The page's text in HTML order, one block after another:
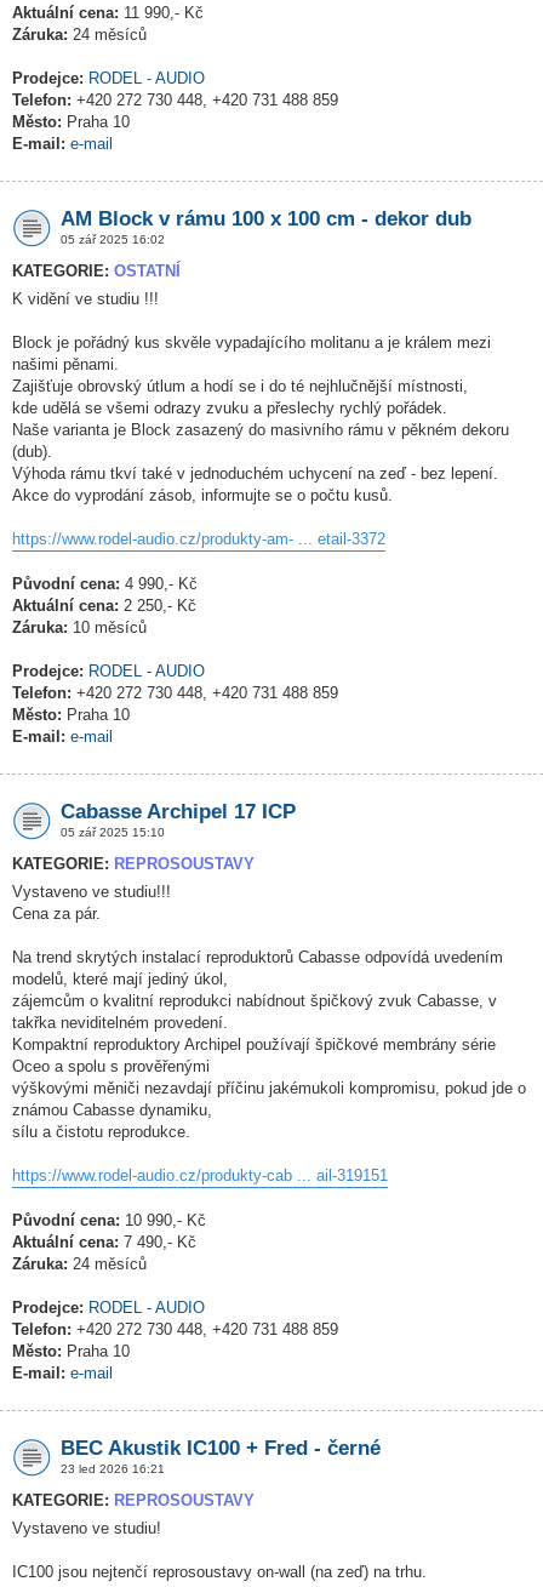
Aktuální cena: 11 990,- Kč
Záruka: 24 měsíců
Prodejce: RODEL - AUDIO
Telefon: +420 272 730 448, +420 731 488 859
Město: Praha 10
E-mail: e-mail
AM Block v rámu 100 x 100 cm - dekor dub
05 zář 2025 16:02
KATEGORIE: OSTATNÍ
K vidění ve studiu !!!
Block je pořádný kus skvěle vypadajícího molitanu a je králem mezi
našimi pěnami.
Zajišťuje obrovský útlum a hodí se i do té nejhlučnější místnosti,
kde udělá se všemi odrazy zvuku a přeslechy rychlý pořádek.
Naše varianta je Block zasazený do masivního rámu v pěkném dekoru
(dub).
Výhoda rámu tkví také v jednoduchém uchycení na zeď - bez lepení.
Akce do vyprodání zásob, informujte se o počtu kusů.
https://www.rodel-audio.cz/produkty-am- ... etail-3372
Původní cena: 4 990,- Kč
Aktuální cena: 2 250,- Kč
Záruka: 10 měsíců
Prodejce: RODEL - AUDIO
Telefon: +420 272 730 448, +420 731 488 859
Město: Praha 10
E-mail: e-mail
Cabasse Archipel 17 ICP
05 zář 2025 15:10
KATEGORIE: REPROSOUSTAVY
Vystaveno ve studiu!!!
Cena za pár.
Na trend skrytých instalací reproduktorů Cabasse odpovídá uvedením
modelů, které mají jediný úkol,
zájemcům o kvalitní reprodukci nabídnout špičkový zvuk Cabasse, v
takřka neviditelném provedení.
Kompaktní reproduktory Archipel používají špičkové membrány série
Oceo a spolu s prověřenými
výškovými měniči nezavdají příčinu jakémukoli kompromisu, pokud jde o
známou Cabasse dynamiku,
sílu a čistotu reprodukce.
https://www.rodel-audio.cz/produkty-cab ... ail-319151
Původní cena: 10 990,- Kč
Aktuální cena: 7 490,- Kč
Záruka: 24 měsíců
Prodejce: RODEL - AUDIO
Telefon: +420 272 730 448, +420 731 488 859
Město: Praha 10
E-mail: e-mail
BEC Akustik IC100 + Fred - černé
23 led 2026 16:21
KATEGORIE: REPROSOUSTAVY
Vystaveno ve studiu!
IC100 jsou nejtenčí reprosoustavy on-wall (na zeď) na trhu.